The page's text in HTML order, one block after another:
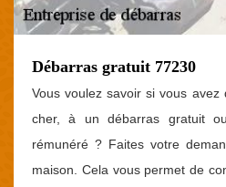
Débarras gratuit 77230
Vous voulez savoir si vous
cher, à un débarras gratuit
rémunéré ? Faites votre
maison. Cela vous permet de